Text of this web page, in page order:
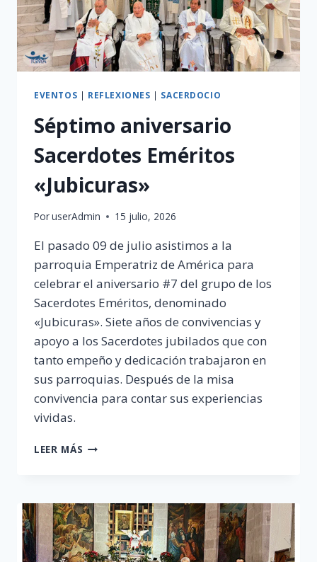
EVENTOS | REFLEXIONES | SACERDOCIO
Séptimo aniversario
Sacerdotes Eméritos
«Jubicuras»
PoruserAdmin 15 julio, 2026
El pasado 09 de julio asistimos a la
parroquia Emperatriz de América para
celebrar el aniversario #7 del grupo de los
Sacerdotes Eméritos, denominado
«Jubicuras». Siete años de convivencias y
apoyo a los Sacerdotes jubilados que con
tanto empeño y dedicación trabajaron en
sus parroquias. Después de la misa
convivencia para contar sus experiencias
vividas.
LEER MÁS SÉPTIMO
«JUBICURAS»